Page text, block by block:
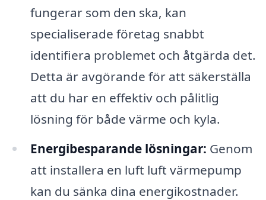
fungerar som den ska, kan
specialiserade företag snabbt
identifiera problemet och åtgärda det.
Detta är avgörande för att säkerställa
att du har en effektiv och pålitlig
lösning för både värme och kyla.
Energibesparande lösningar: Genom
att installera en luft luft värmepump
kan du sänka dina energikostnader.